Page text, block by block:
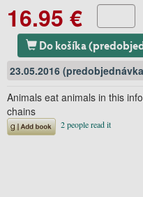
16.95 €
Do košíka
23.05.2016
Animals eat animals in this
chains